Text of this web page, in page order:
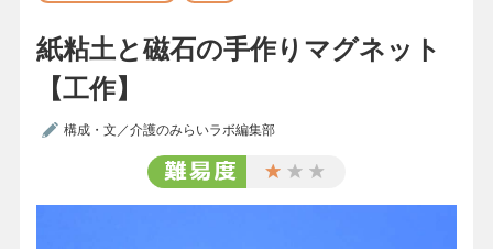
紙粘土と磁石の手作りマグネット
【工作】
構成・文／介護のみらいラボ編集部